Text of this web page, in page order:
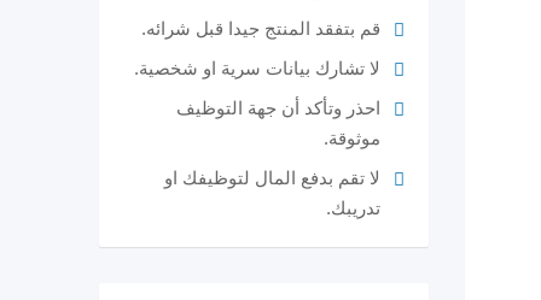
قم بتفقد المنتج جيدا قبل شرائه.
لا تشارك بيانات سرية او شخصية.
احذر وتأكد أن جهة التوظيف
موثوقة.
لا تقم بدفع المال لتوظيفك او
تدريبك.